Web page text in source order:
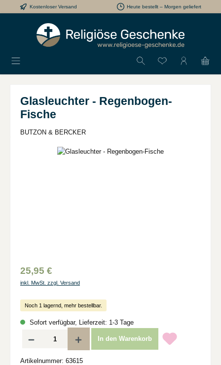
Zum Hauptinhalt springen
Kostenloser Versand Heute bestellt – Morgen geliefert
Du hast 0
Glasleuchter - Regenbogen-
Fische
BUTZON & BERCKER
Bildergalerie überspringen
25,95 €
inkl. MwSt. zzgl. Versand
Noch 1 lagernd, mehr bestellbar.
Sofort verfügbar, Lieferzeit: 1-3 Tage
Produkt Anzahl: Gib den gewünschten Wert ein oder benutze die Schaltflächen
In den Warenkorb
Artikelnummer: 63615